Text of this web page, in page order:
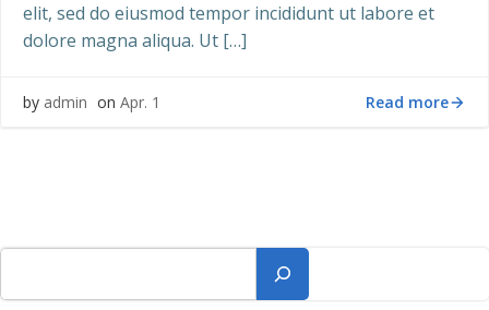
elit, sed do eiusmod tempor incididunt ut labore et
dolore magna aliqua. Ut […]
by admin on Apr. 1 Read more
Suchen